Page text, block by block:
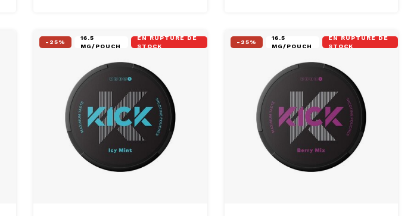
-25%
16.5
MG/POUCH
EN RUPTURE DE
STOCK
-25%
16.5
MG/POUCH
EN RUPTURE DE
STOCK